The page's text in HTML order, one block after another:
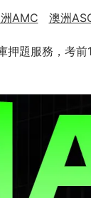
AMC 澳洲
題服務，考